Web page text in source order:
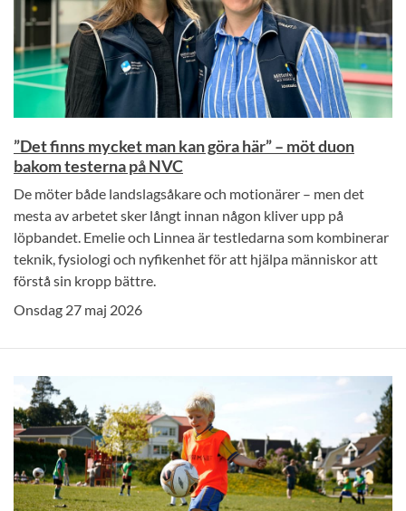
”Det finns mycket man kan göra här” – möt duon
bakom testerna på NVC
De möter både landslagsåkare och motionärer – men det
mesta av arbetet sker långt innan någon kliver upp på
löpbandet. Emelie och Linnea är testledarna som kombinerar
teknik, fysiologi och nyfikenhet för att hjälpa människor att
förstå sin kropp bättre.
Onsdag 27 maj 2026